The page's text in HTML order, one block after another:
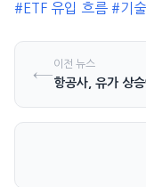
#ETF 유입 흐름 #기
←이전 뉴스
항공사, 유가 상